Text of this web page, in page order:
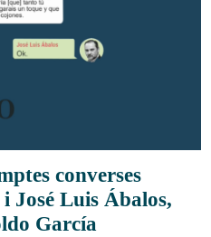
converses
José Luis Ábalos,
García